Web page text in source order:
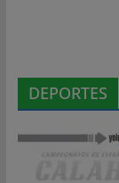
DEPORTES